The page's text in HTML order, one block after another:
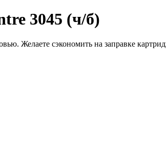
3045 (ч/б)
Желаете сэкономить на заправке